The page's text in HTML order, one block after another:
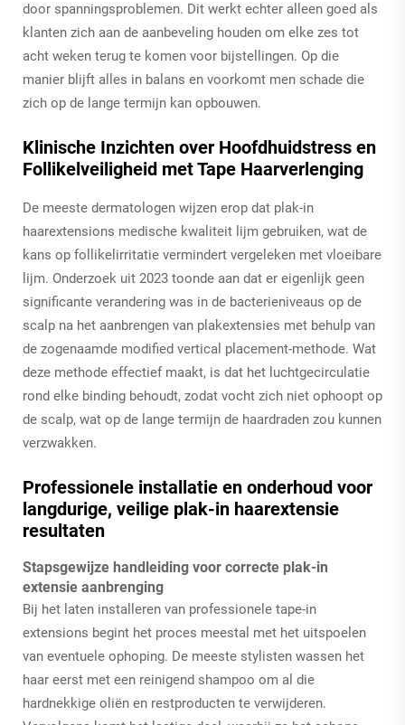
door spanningsproblemen. Dit werkt echter alleen goed als
klanten zich aan de aanbeveling houden om elke zes tot
acht weken terug te komen voor bijstellingen. Op die
manier blijft alles in balans en voorkomt men schade die
zich op de lange termijn kan opbouwen.
Klinische Inzichten over Hoofdhuidstress en
Follikelveiligheid met Tape Haarverlenging
De meeste dermatologen wijzen erop dat plak-in
haarextensions medische kwaliteit lijm gebruiken, wat de
kans op follikelirritatie vermindert vergeleken met vloeibare
lijm. Onderzoek uit 2023 toonde aan dat er eigenlijk geen
significante verandering was in de bacterieniveaus op de
scalp na het aanbrengen van plakextensies met behulp van
de zogenaamde modified vertical placement-methode. Wat
deze methode effectief maakt, is dat het luchtgecirculatie
rond elke binding behoudt, zodat vocht zich niet ophoopt op
de scalp, wat op de lange termijn de haardraden zou kunnen
verzwakken.
Professionele installatie en onderhoud voor
langdurige, veilige plak-in haarextensie
resultaten
Stapsgewijze handleiding voor correcte plak-in
extensie aanbrenging
Bij het laten installeren van professionele tape-in
extensions begint het proces meestal met het uitspoelen
van eventuele ophoping. De meeste stylisten wassen het
haar eerst met een reinigend shampoo om al die
hardnekkige oliën en restproducten te verwijderen.